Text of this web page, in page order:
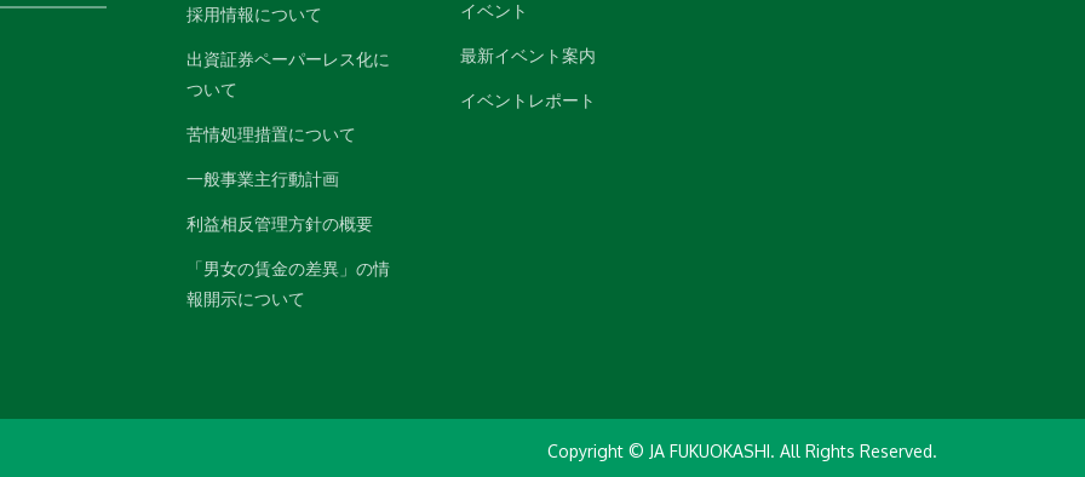
採用情報について
出資証券ペーパーレス化に
ついて
苦情処理措置について
一般事業主行動計画
利益相反管理方針の概要
「男女の賃金の差異」の情
報開示について
イベント
最新イベント案内
イベントレポート
Copyright © JA FUKUOKASHI. All Rights Reserved.